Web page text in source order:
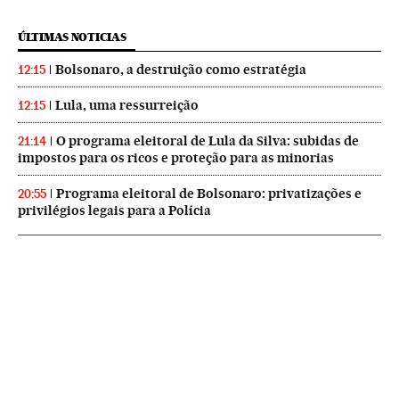
ÚLTIMAS NOTICIAS
12:15 Bolsonaro, a destruição como estratégia
12:15 Lula, uma ressurreição
21:14
O programa eleitoral de Lula da Silva: subidas de
impostos para os ricos e proteção para as minorias
20:55
Programa eleitoral de Bolsonaro: privatizações e
privilégios legais para a Polícia